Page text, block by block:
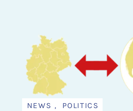
NEWS , POLITICS